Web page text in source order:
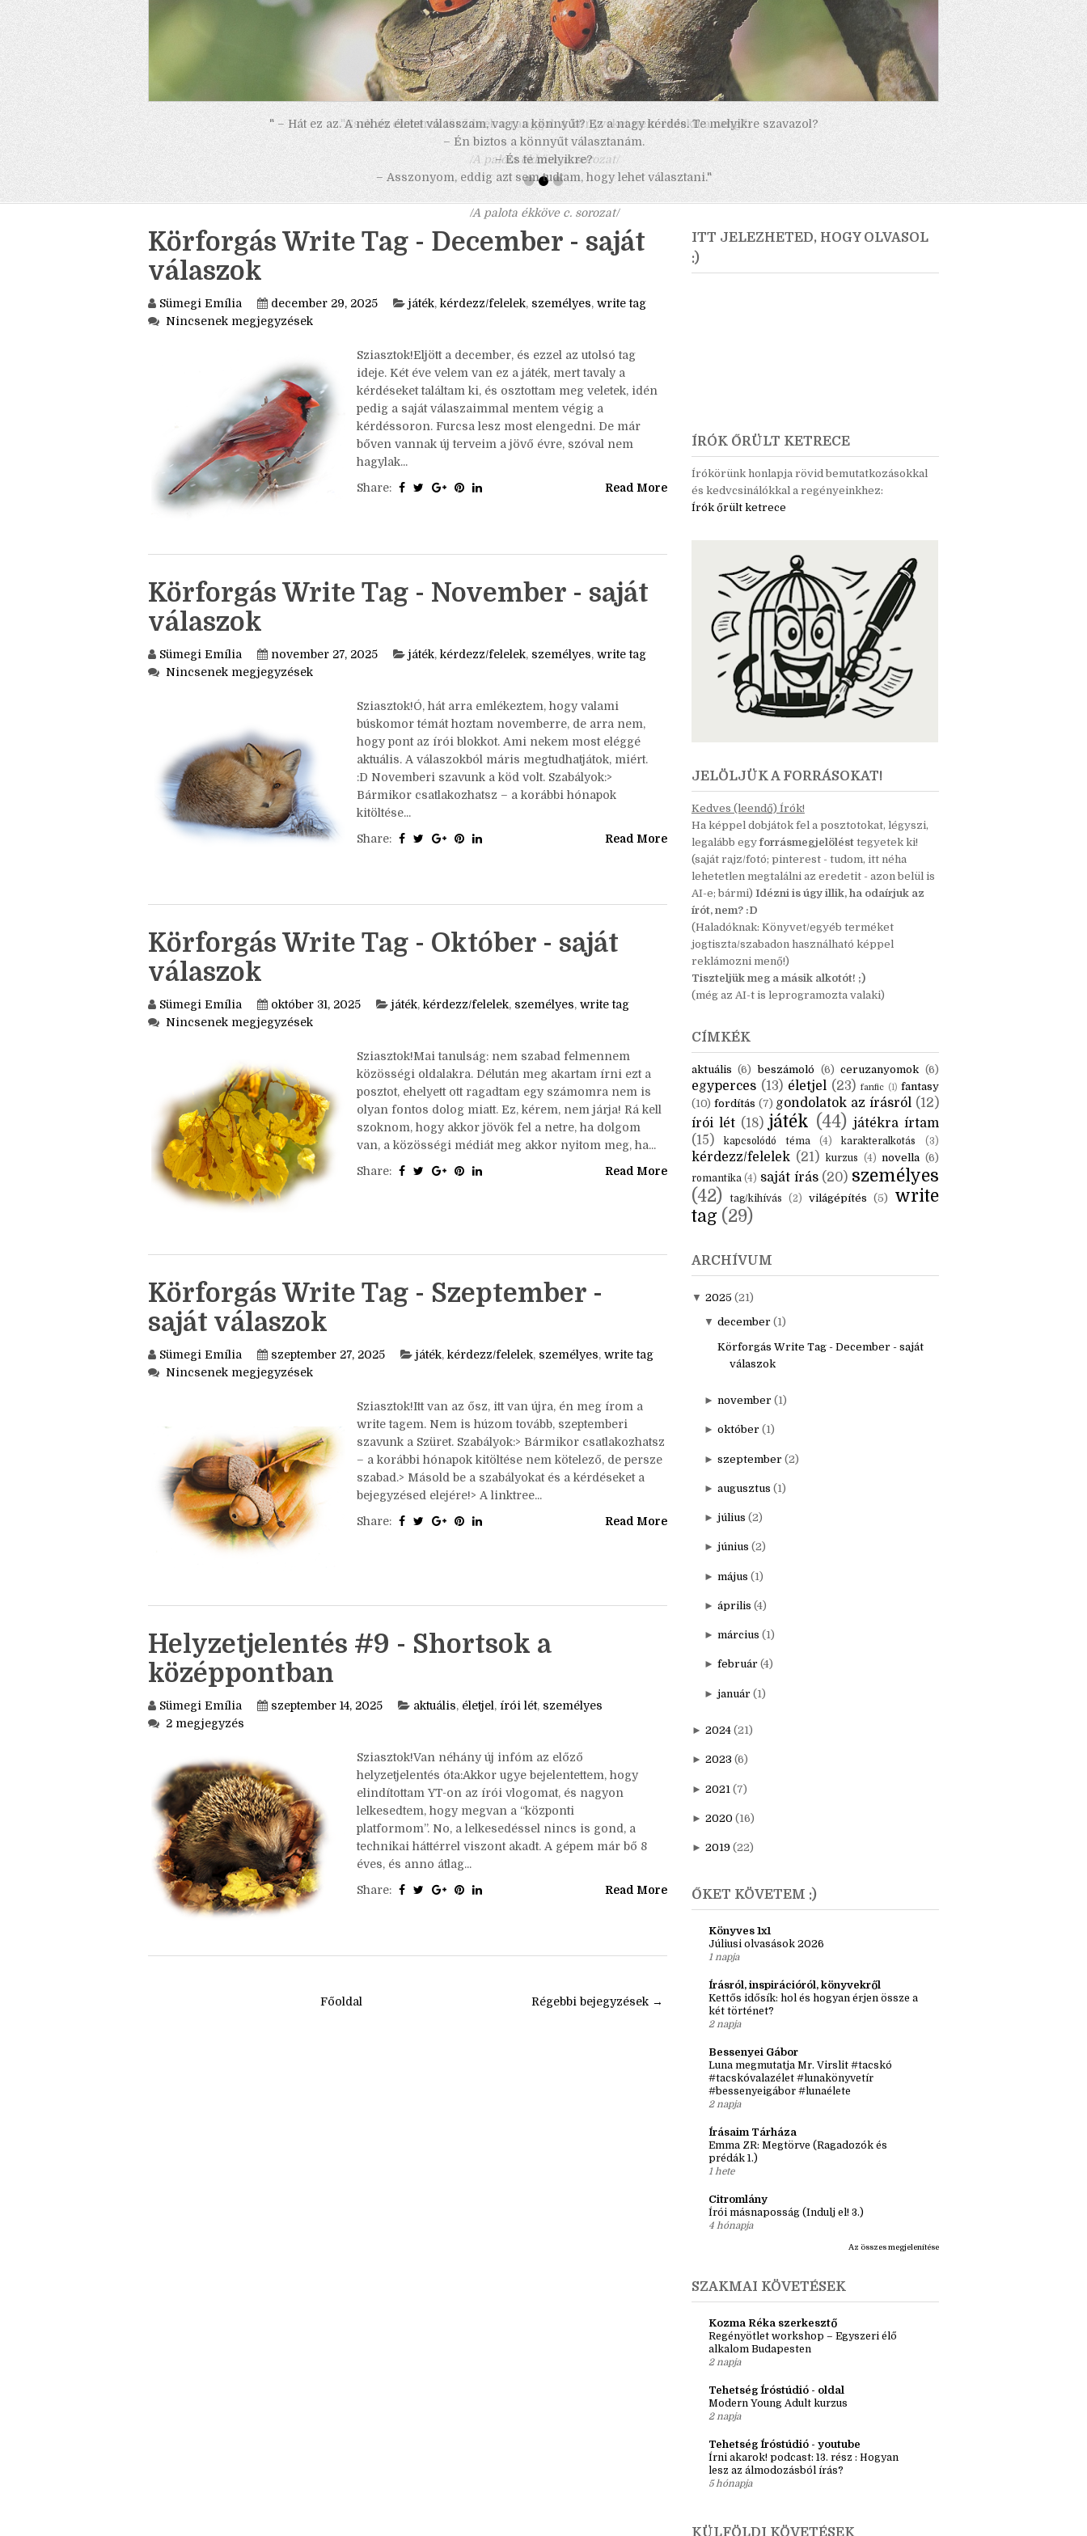
" – Hát ez az. A nehéz életet válasszam, vagy a könnyűt? Ez a nagy kérdés. Te melyikre szavazol?
– Én biztos a könnyűt választanám.
– És te melyikre?
– Asszonyom, eddig azt sem tudtam, hogy lehet választani."
/A palota ékköve c. sorozat/
Körforgás Write Tag - December - saját
válaszok
december 29, 2025 játék,kérdezz/felelek, személyes,write tag
Nincsenek megjegyzések
Sziasztok!Eljött a december, és ezzel az utolsó tag
ideje. Két éve velem van ez a játék, mert tavaly a
kérdéseket találtam ki, és osztottam meg veletek, idén
pedig a saját válaszaimmal mentem végig a
kérdéssoron. Furcsa lesz most elengedni. De már
Körforgás Write Tag - November - saját
válaszok
november 27, 2025 játék,kérdezz/felelek,személyes,write tag
Sziasztok!Ó, hát arra emlékeztem, hogy valami
búskomor témát hoztam novemberre, de arra nem,
hogy pont az írói blokkot. Ami nekem most eléggé
aktuális. A válaszokból máris megtudhatjátok, miért.
:D Novemberi szavunk a köd volt. Szabályok:>
Bármikor csatlakozhatsz – a korábbi hónapok
Körforgás Write Tag - Október - saját
válaszok
október 31, 2025 játék,kérdezz/felelek,személyes,write tag
Nincsenek megjegyzések
Sziasztok!Mai tanulság: nem szabad felmennem
közösségi oldalakra. Délután meg akartam írni ezt a
posztot, ehelyett ott ragadtam egy számomra nem is
olyan fontos dolog miatt. Ez, kérem, nem járja! Rá kell
Körforgás Write Tag - Szeptember -
saját válaszok
szeptember 27, 2025 játék,kérdezz/felelek,személyes, write tag
Nincsenek megjegyzések
Sziasztok!Itt van az ősz, itt van újra, én meg írom a
write tagem. Nem is húzom tovább, szeptemberi
szavunk a Szüret. Szabályok:> Bármikor csatlakozhatsz
– a korábbi hónapok kitöltése nem kötelező, de persze
Helyzetjelentés #9 - Shortsok a
középpontban
Sümegi Emília szeptember 14, 2025 aktuális,életjel ,írói lét ,személyes
2 megjegyzés
Sziasztok!Van néhány új infóm az előző
helyzetjelentés óta:Akkor ugye bejelentettem, hogy
elindítottam YT-on az írói vlogomat, és nagyon
lelkesedtem, hogy megvan a “központi
platformom”. No, a lelkesedéssel nincs is gond, a
technikai háttérrel viszont akadt. A gépem már bő 8
ÍRÓK ŐRÜLT KETRECE
JELÖLJÜK A FORRÁSOKAT!
Kedves (leendő) Írók!
Ha képpel dobjátok fel a posztotokat, légyszi,
legalább egyforrásmegjelölésttegyetek ki!
(saját rajz/fotó; pinterest - tudom, itt néha
lehetetlen megtalálni az eredetit - azon belül is
AI-e; bármi)Idézni is úgy illik, ha odaírjuk az
írót, nem? :D
(Haladóknak: Könyvet/egyéb terméket
jogtiszta/szabadon használható képpel
Tiszteljük meg a másik alkotót! ;)
CÍMKÉK
aktuális (6) beszámoló (6) ceruzanyomok (6)
egyperces (13) életjel (23) fanfic (1) fantasy
(10) fordítás (7) gondolatok az írásról (12)
írói lét
(18) játék (44) játékra írtam
(15)
kapcsolódó téma (4) karakteralkotás (3)
kérdezz/felelek
tag/kihívás
tag (29)
ARCHÍVUM
2025 (21)
Körforgás Write Tag - December - saját
► november (1)
► október (1)
► szeptember
► augusztus
► július (2)
► június (2)
► május (1)
► április (4)
► március (1)
► 2024 (21)
► 2023 (6)
► 2021 (7)
►2019 (22)
ŐKET KÖVETEM :)
Könyves 1x1
Júliusi olvasások 2026
1 napja
Kettős idősík: hol és hogyan érjen össze a
két történet?
2 napja
Bessenyei Gábor
#tacskóvalazélet #lunakönyvetír
#bessenyeigábor #lunaélete
2 napja
Emma ZR: Megtörve (Ragadozók és
prédák 1.)
1 hete
4 hónapja
Az összes megjelenítése
SZAKMAI KÖVETÉSEK
Regényötlet workshop – Egyszeri élő
alkalom Budapesten
2 napja
Tehetség Íróstúdió - oldal
Modern Young Adult kurzus
2 napja
lesz az álmodozásból írás?